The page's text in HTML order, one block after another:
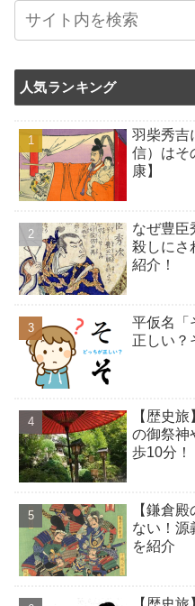
人気ランキング
羽柴秀吉
信）はそ
康】
なぜ豊臣
殺しにさ
紹介！
平仮名「
正しい？
【歴史
の御祭神
歩10分！
【鎌倉
ない！源
を紹介